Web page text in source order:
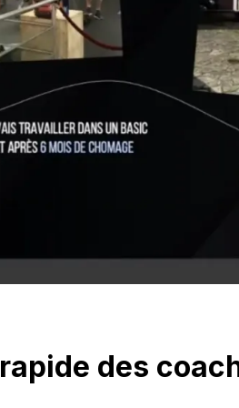
rapide des